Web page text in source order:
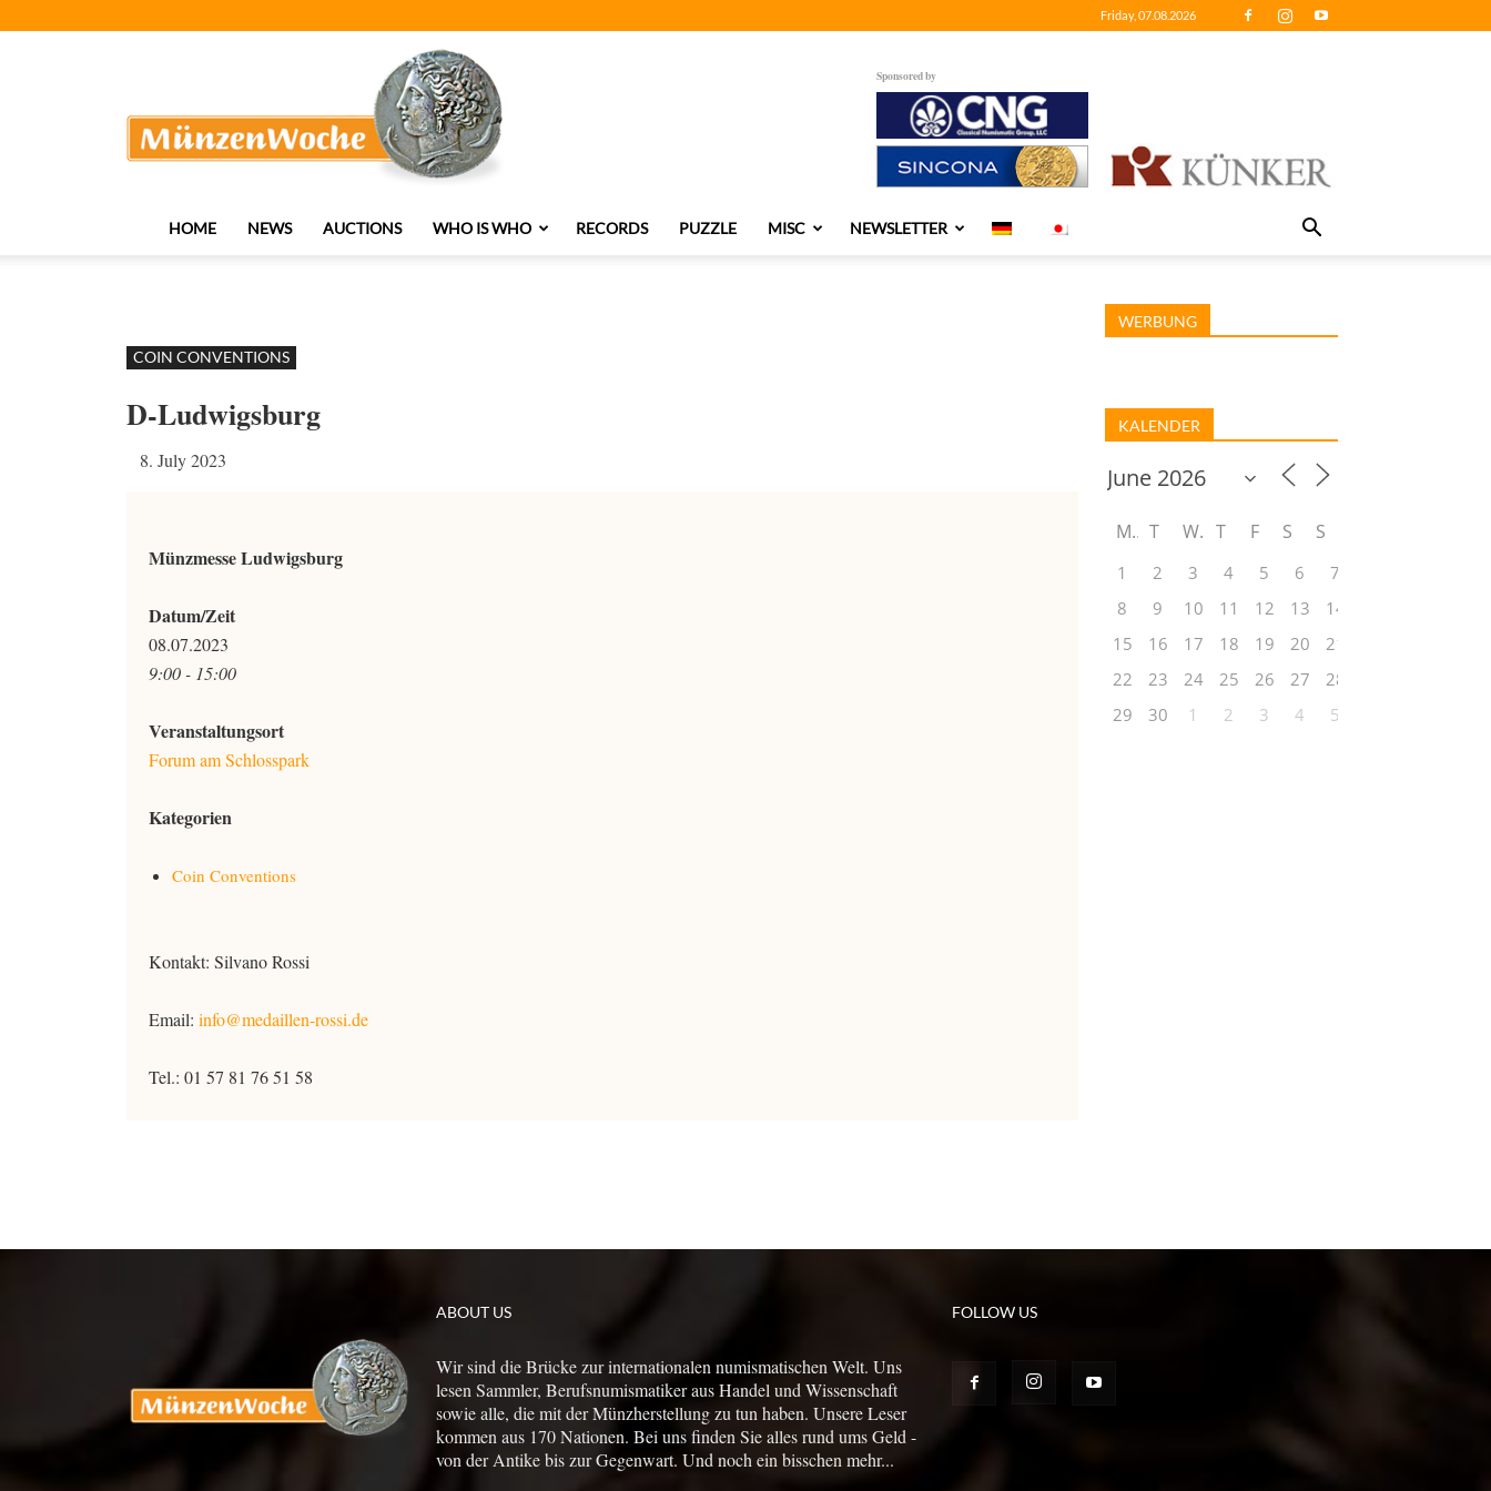
Friday, 07.08.2026
Sponsored by
HOME NEWS AUCTIONS WHO IS WHO RECORDS PUZZLE MISC NEWSLETTER
COIN CONVENTIONS
D-Ludwigsburg
8. July 2023
Münzmesse Ludwigsburg
Datum/Zeit
08.07.2023
9:00 - 15:00
Veranstaltungsort
Forum am Schlosspark
Kategorien
Coin Conventions
Kontakt: Silvano Rossi
Email: info@medaillen-rossi.de
Tel.: 01 57 81 76 51 58
WERBUNG
KALENDER
M T W T F S S
1 2 3 4 5 6
7
8
9 10 11 12 13
14
15
16 17 18 19 20
21
22
23 24 25 26 27
28
29
30 1 2 3 4 5
ABOUT US
Wir sind die Brücke zur internationalen numismatischen Welt. Uns
lesen Sammler, Berufsnumismatiker aus Handel und Wissenschaft
sowie alle, die mit der Münzherstellung zu tun haben. Unsere Leser
kommen aus 170 Nationen. Bei uns finden Sie alles rund ums Geld -
von der Antike bis zur Gegenwart. Und noch ein bisschen mehr...
FOLLOW US